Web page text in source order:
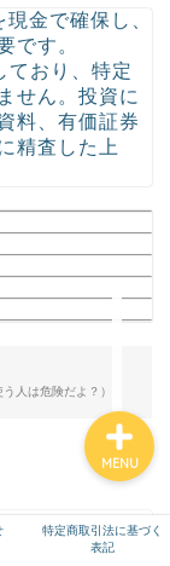
金で確保し、
です。
ており、特定
せん。投資に
料、有価証券
精査した上
人は危険だよ？）
、簡単に細かく確
特定商取引法に基づく
表記
MENU
株投資
雑談
インド
職代行